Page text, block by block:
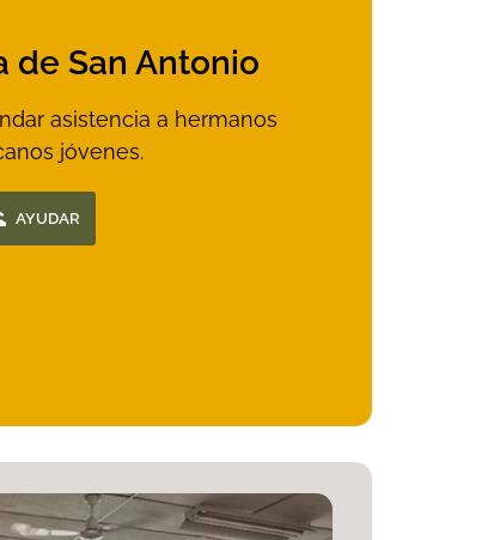
de San Antonio
asistencia a hermanos
jóvenes.
AYUDAR